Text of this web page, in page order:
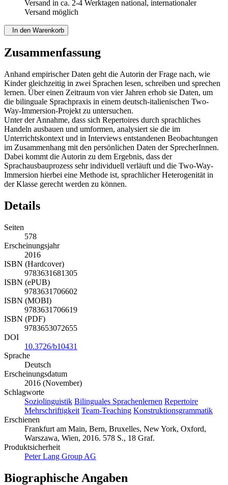
Versand in ca. 2-4 Werktagen national, internationaler
Versand möglich
In den Warenkorb
Zusammenfassung
Anhand empirischer Daten geht die Autorin der Frage nach, wie
Kinder gleichzeitig in zwei Sprachen lesen, schreiben und sprechen
lernen. Über einen Zeitraum von vier Jahren erhob sie Daten, um
die bilinguale Sprachpraxis in einem deutsch-italienischen Two-
Way-Immersion-Projekt zu untersuchen.
Unter der Annahme, dass sich Repertoires durch sprachliches
Handeln ausbauen und umformen, analysiert sie die im
Unterrichtskontext und in Interviews entstandenen Beobachtungen
im Zusammenhang mit den persönlichen Daten der SprecherInnen.
Dabei kommt die Autorin zu dem Ergebnis, dass der
Sprachausbauprozess sehr individuell verläuft und die Two-Way-
Immersion hierbei eine Methode ist, sprachlicher Heterogenität in
der Klasse gerecht werden zu können.
Details
Seiten
578
Erscheinungsjahr
2016
ISBN (Hardcover)
9783631681305
ISBN (ePUB)
9783631706602
ISBN (MOBI)
9783631706619
ISBN (PDF)
9783653072655
DOI
10.3726/b10431
Sprache
Deutsch
Erscheinungsdatum
2016 (November)
Schlagworte
Soziolinguistik Bilinguales Sprachenlernen Repertoire
Mehrschriftigkeit Team-Teaching Konstruktionsgrammatik
Erschienen
Frankfurt am Main, Bern, Bruxelles, New York, Oxford,
Warszawa, Wien, 2016. 578 S., 18 Graf.
Produktsicherheit
Peter Lang Group AG
Biographische Angaben